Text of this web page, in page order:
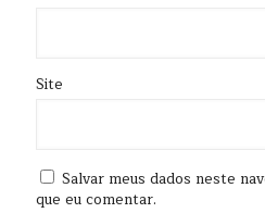
Site
Salvar meus dados neste
que eu comentar.